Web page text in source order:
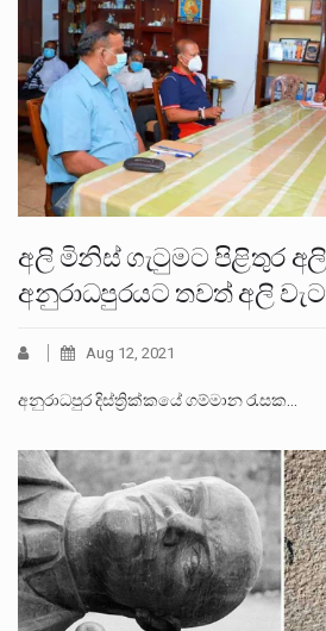
අලි මිනිස් ගැටුමට පිළිතුර අලි
අනුරාධපුරයට තවත් අලි
Aug 12, 2021
අනුරාධපුර දිස්ත්‍රික්කයේ ගම්මාන රැසක…